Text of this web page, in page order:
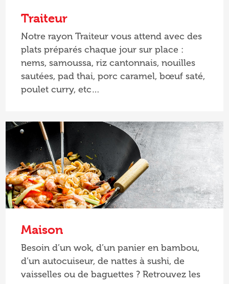
Traiteur
Notre rayon Traiteur vous attend avec des
plats préparés chaque jour sur place :
nems, samoussa, riz cantonnais, nouilles
sautées, pad thai, porc caramel, bœuf saté,
poulet curry, etc…
Maison
Besoin d’un wok, d’un panier en bambou,
d’un autocuiseur, de nattes à sushi, de
vaisselles ou de baguettes ? Retrouvez les